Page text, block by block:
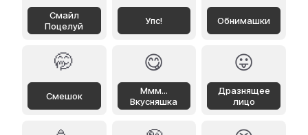
Смайл
Поцелуй
Упс! Обнимашки
🤭
Смешок
😋
Ммм...
Вкусняшка
😛
Дразнящее
лицо